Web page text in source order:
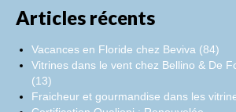
Articles récents
Vacances en Floride chez Beviva (84)
Vitrines dans le vent chez Bellino & De
(13)
Fraicheur et gourmandise dans les